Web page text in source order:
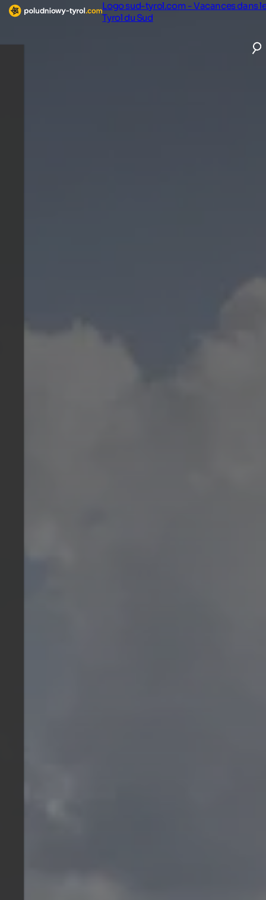
Logo sud-tyrol.com - Vacances dans
Tyrol du Sud